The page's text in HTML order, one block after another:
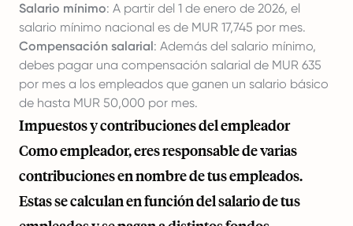
Salario mínimo: A partir del 1 de enero de 2026, el
salario mínimo nacional es de MUR 17,745 por mes.
Compensación salarial: Además del salario mínimo,
debes pagar una compensación salarial de MUR 635
por mes a los empleados que ganen un salario básico
de hasta MUR 50,000 por mes.
Impuestos y contribuciones del empleador
Como empleador, eres responsable de varias
contribuciones en nombre de tus empleados.
Estas se calculan en función del salario de tus